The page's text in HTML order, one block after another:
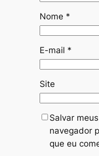
Nome *
E-mail *
Site
Salvar
navegador
que eu